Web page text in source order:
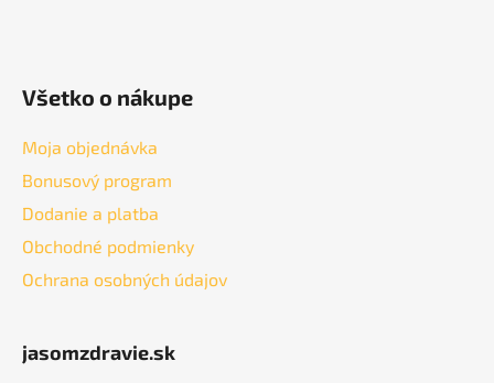
Všetko o nákupe
Moja objednávka
Bonusový program
Dodanie a platba
Obchodné podmienky
Ochrana osobných údajov
jasomzdravie.sk